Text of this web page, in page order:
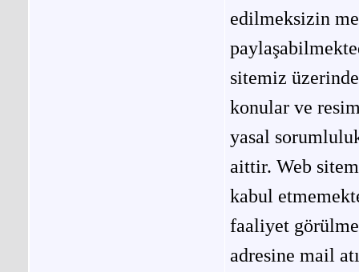
edilmeksizin
sitemiz
konular ve
yasal
aittir. Web
kabul
faaliyet
adresine mail